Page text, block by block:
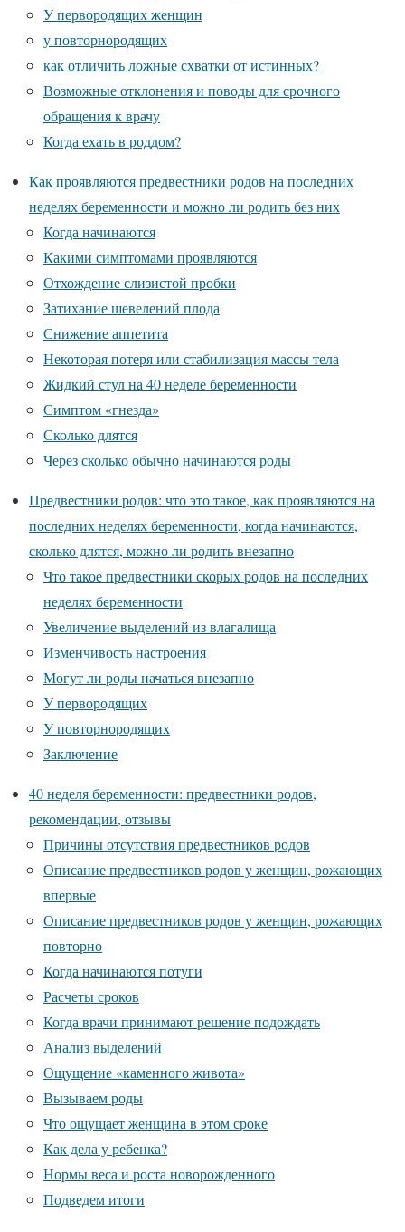
У первородящих женщин
у повторнородящих
как отличить ложные схватки от истинных?
Возможные отклонения и поводы для срочного
обращения к врачу
Когда ехать в роддом?
Как проявляются предвестники родов на последних
неделях беременности и можно ли родить без них
Когда начинаются
Какими симптомами проявляются
Отхождение слизистой пробки
Затихание шевелений плода
Снижение аппетита
Некоторая потеря или стабилизация массы тела
Жидкий стул на 40 неделе беременности
Симптом «гнезда»
Сколько длятся
Через сколько обычно начинаются роды
Предвестники родов: что это такое, как проявляются на
последних неделях беременности, когда начинаются,
сколько длятся, можно ли родить внезапно
Что такое предвестники скорых родов на последних
неделях беременности
Увеличение выделений из влагалища
Изменчивость настроения
Могут ли роды начаться внезапно
У первородящих
У повторнородящих
Заключение
40 неделя беременности: предвестники родов,
рекомендации, отзывы
Причины отсутствия предвестников родов
Описание предвестников родов у женщин, рожающих
впервые
Описание предвестников родов у женщин, рожающих
повторно
Когда начинаются потуги
Расчеты сроков
Когда врачи принимают решение подождать
Анализ выделений
Ощущение «каменного живота»
Вызываем роды
Что ощущает женщина в этом сроке
Как дела у ребенка?
Нормы веса и роста новорожденного
Подведем итоги